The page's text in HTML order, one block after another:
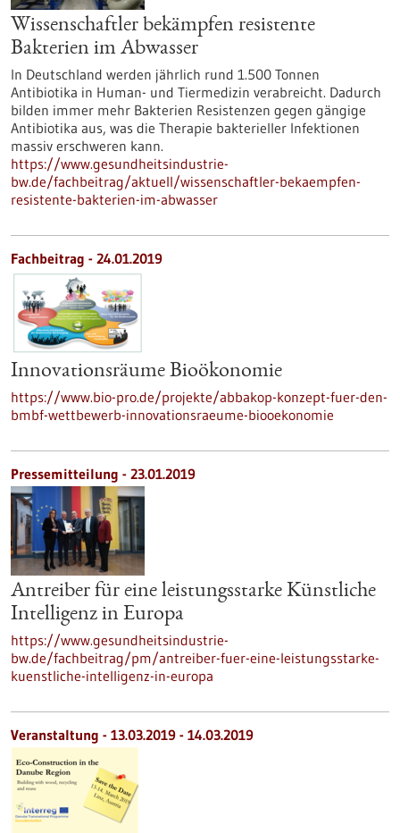
Wissenschaftler bekämpfen resistente
Bakterien im Abwasser
In Deutschland werden jährlich rund 1.500 Tonnen
Antibiotika in Human- und Tiermedizin verabreicht. Dadurch
bilden immer mehr Bakterien Resistenzen gegen gängige
Antibiotika aus, was die Therapie bakterieller Infektionen
massiv erschweren kann.
https://www.gesundheitsindustrie-
bw.de/fachbeitrag/aktuell/wissenschaftler-bekaempfen-
resistente-bakterien-im-abwasser
Fachbeitrag - 24.01.2019
Innovationsräume Bioökonomie
https://www.bio-pro.de/projekte/abbakop-konzept-fuer-den-
bmbf-wettbewerb-innovationsraeume-biooekonomie
Pressemitteilung - 23.01.2019
Antreiber für eine leistungsstarke Künstliche
Intelligenz in Europa
https://www.gesundheitsindustrie-
bw.de/fachbeitrag/pm/antreiber-fuer-eine-leistungsstarke-
kuenstliche-intelligenz-in-europa
Veranstaltung - 13.03.2019 - 14.03.2019